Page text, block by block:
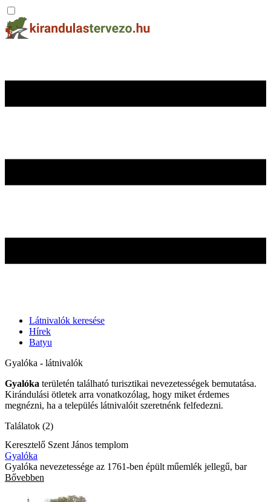
Látnivalók keresése
Hírek
Batyu
Gyalóka - látnivalók
Gyalóka területén található turisztikai nevezetességek bemutatása.
Kirándulási ötletek arra vonatkozólag, hogy miket érdemes
megnézni, ha a település látnivalóit szeretnénk felfedezni.
Találatok (2)
Keresztelő Szent János templom
Gyalóka
Gyalóka nevezetessége az 1761-ben épült műemlék jellegű, bar
Bővebben